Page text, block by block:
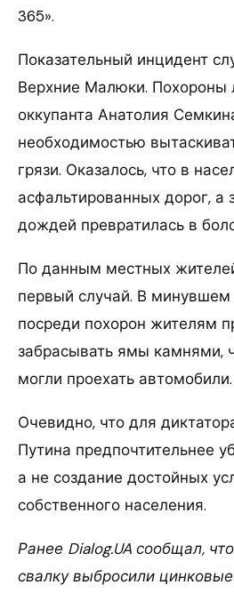
365».
Показательный инцидент
Верхние Малюки. Похороны
оккупанта Анатолия
необходимостью
грязи. Оказалось, что в
асфальтированных дорог, а
дождей превратилась в
По данным местных
первый случай. В
посреди похорон жителям
забрасывать ямы камнями,
могли проехать автомобили.
Очевидно, что для
Путина предпочтительнее
а не создание достойных
собственного населения.
Ранее Dialog.UA сообщал,
свалку выбросили